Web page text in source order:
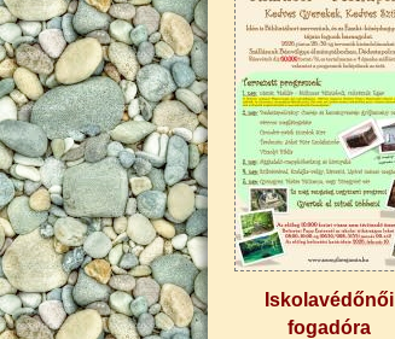
Iskolavédőnői
fogadóra